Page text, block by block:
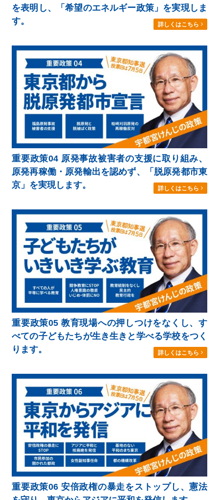
を表明し、「希望のエネルギー政策」を実現しま
す。
詳しくはこちら
重要政策04 原発事故被害者の支援に取り組み、
原発再稼働・原発輸出を認めず、「脱原発都市東
京」を実現します。
詳しくはこちら
重要政策05 教育現場への押しつけをなくし、す
べての子どもたちが生き生きと学べる学校をつく
ります。
詳しくはこちら
重要政策06 安倍政権の暴走をストップし、憲法